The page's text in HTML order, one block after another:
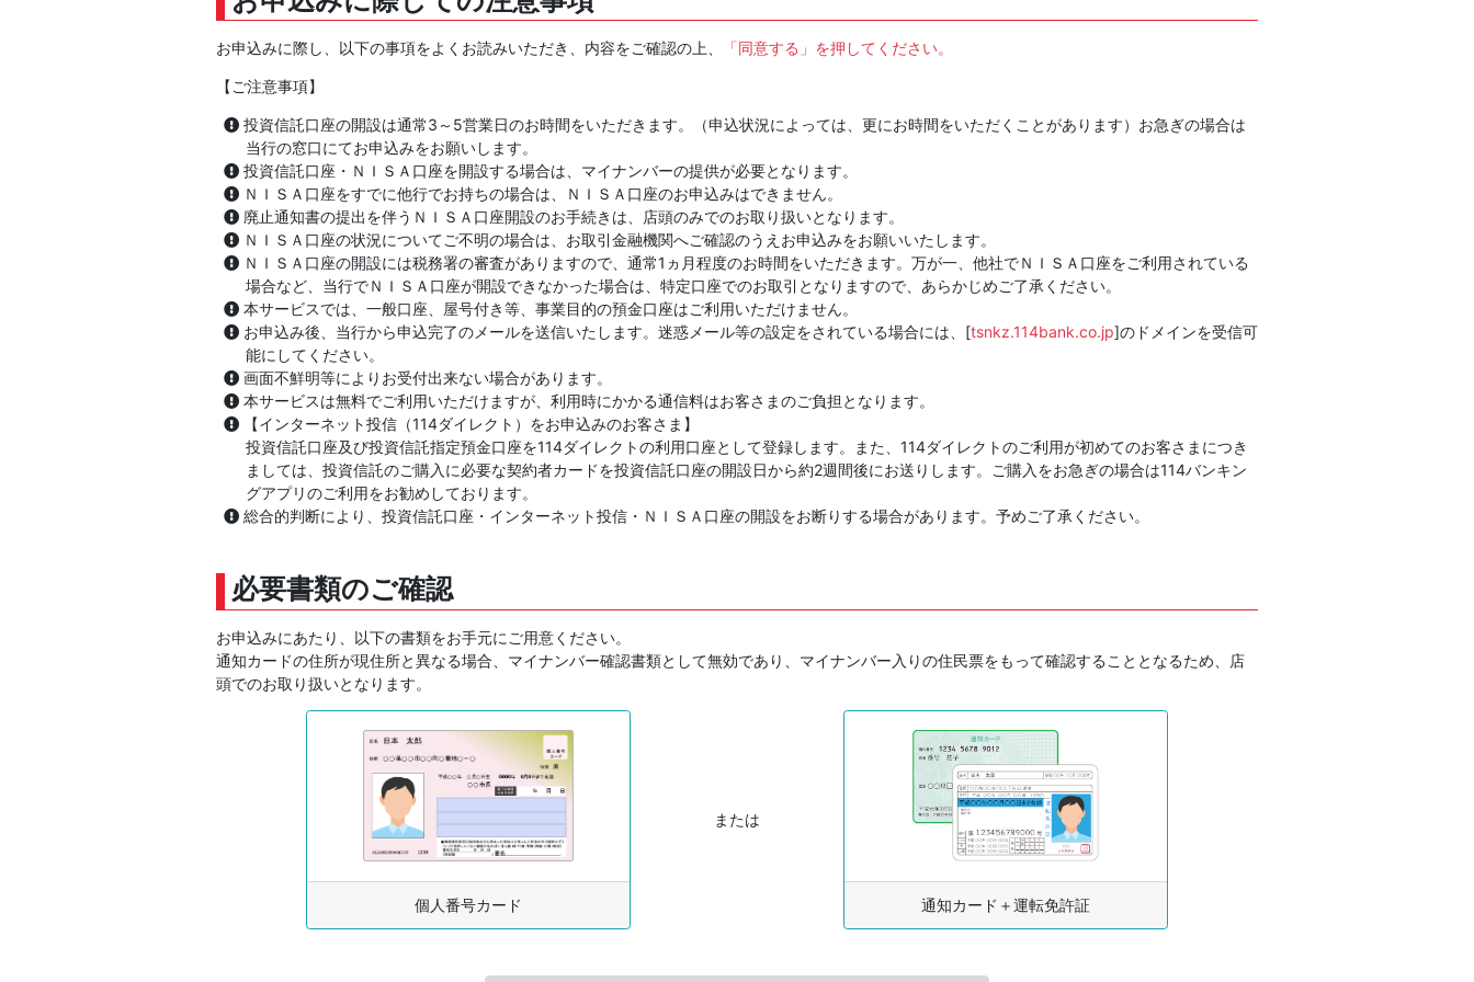
お申込みに際し、以下の事項をよくお読みいただき、内容をご確認の上、 「同意する」を押してください。
【ご注意事項】
投資信託口座の開設は通常3～5営業日のお時間をいただきます。（申込状況によっては、更にお時間をいただくことがあります）お急ぎの場合は
当行の窓口にてお申込みをお願いします。
投資信託口座・ＮＩＳＡ口座を開設する場合は、マイナンバーの提供が必要となります。
ＮＩＳＡ口座をすでに他行でお持ちの場合は、ＮＩＳＡ口座のお申込みはできません。
廃止通知書の提出を伴うＮＩＳＡ口座開設のお手続きは、店頭のみでのお取り扱いとなります。
ＮＩＳＡ口座の状況についてご不明の場合は、お取引金融機関へご確認のうえお申込みをお願いいたします。
ＮＩＳＡ口座の開設には税務署の審査がありますので、通常1ヵ月程度のお時間をいただきます。万が一、他社でＮＩＳＡ口座をご利用されている
場合など、当行でＮＩＳＡ口座が開設できなかった場合は、特定口座でのお取引となりますので、あらかじめご了承ください。
本サービスでは、一般口座、屋号付き等、事業目的の預金口座はご利用いただけません。
お申込み後、当行から申込完了のメールを送信いたします。迷惑メール等の設定をされている場合には、[tsnkz.114bank.co.jp]のドメインを受信可
能にしてください。
画面不鮮明等によりお受付出来ない場合があります。
本サービスは無料でご利用いただけますが、利用時にかかる通信料はお客さまのご負担となります。
【インターネット投信（114ダイレクト）をお申込みのお客さま】
投資信託口座及び投資信託指定預金口座を114ダイレクトの利用口座として登録します。また、114ダイレクトのご利用が初めてのお客さまにつき
ましては、投資信託のご購入に必要な契約者カードを投資信託口座の開設日から約2週間後にお送りします。ご購入をお急ぎの場合は114バンキン
グアプリのご利用をお勧めしております。
総合的判断により、投資信託口座・インターネット投信・ＮＩＳＡ口座の開設をお断りする場合があります。予めご了承ください。
必要書類のご確認
お申込みにあたり、以下の書類をお手元にご用意ください。
通知カードの住所が現住所と異なる場合、マイナンバー確認書類として無効であり、マイナンバー入りの住民票をもって確認することとなるため、店
頭でのお取り扱いとなります。
個人番号カード
または
通知カード＋運転免許証